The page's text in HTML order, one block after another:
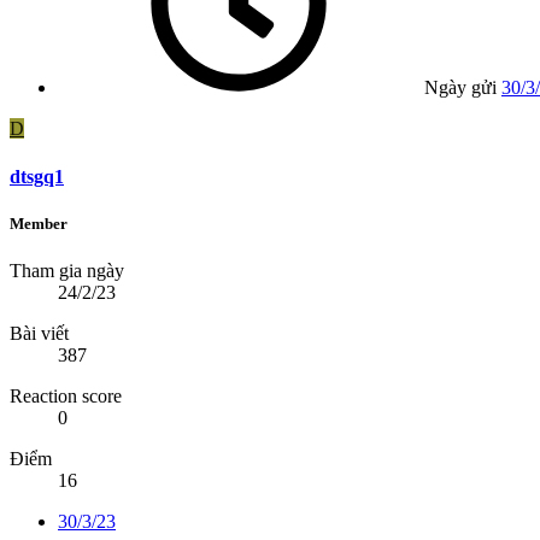
Ngày gửi 30/
D
dtsgq1
Member
Tham gia ngày
24/2/23
Bài viết
387
Reaction score
0
Điểm
16
30/3/23